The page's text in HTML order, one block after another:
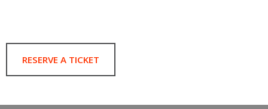
RESERVE A TICKET